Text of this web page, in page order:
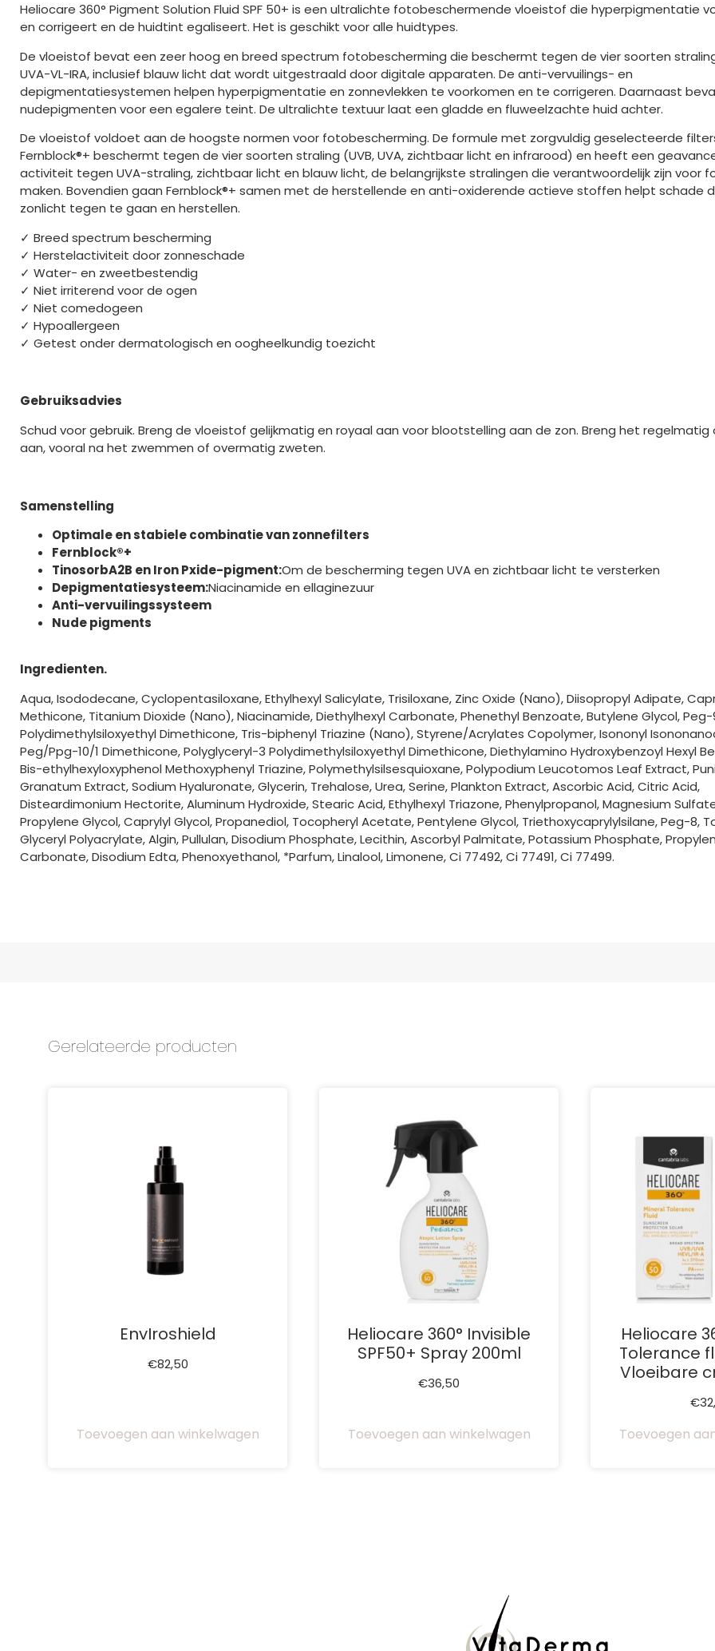
Heliocare 360° Pigment Solution Fluid SPF 50+ is een ultralichte fotobeschermende vloeistof die hyperpigmentatie
en corrigeert en de huidtint egaliseert. Het is geschikt voor alle huidtypes.
De vloeistof bevat een zeer hoog en breed spectrum fotobescherming die beschermt tegen de vier soorten
UVA-VL-IRA, inclusief blauw licht dat wordt uitgestraald door digitale apparaten. De anti-vervuilings- en
depigmentatiesystemen helpen hyperpigmentatie en zonnevlekken te voorkomen en te corrigeren. Daarnaast
nudepigmenten voor een egalere teint. De ultralichte textuur laat een gladde en fluweelzachte huid achter.
De vloeistof voldoet aan de hoogste normen voor fotobescherming. De formule met zorgvuldig geselecteerde
Fernblock®+ beschermt tegen de vier soorten straling (UVB, UVA, zichtbaar licht en infrarood) en heeft een
activiteit tegen UVA-straling, zichtbaar licht en blauw licht, de belangrijkste stralingen die verantwoordelijk zijn voor
maken. Bovendien gaan Fernblock®+ samen met de herstellende en anti-oxiderende actieve stoffen helpt schade
zonlicht tegen te gaan en herstellen.
✓ Breed spectrum bescherming
✓ Herstelactiviteit door zonneschade
✓ Water- en zweetbestendig
✓ Niet irriterend voor de ogen
✓ Niet comedogeen
✓ Hypoallergeen
✓ Getest onder dermatologisch en oogheelkundig toezicht
Gebruiksadvies
Schud voor gebruik. Breng de vloeistof gelijkmatig en royaal aan voor blootstelling aan de zon. Breng het regelmatig
aan, vooral na het zwemmen of overmatig zweten.
Samenstelling
Optimale en stabiele combinatie van zonnefilters
Fernblock®+
TinosorbA2B en Iron Pxide-pigment:Om de bescherming tegen UVA en zichtbaar licht te versterken
Depigmentatiesysteem:Niacinamide en ellaginezuur
Anti-vervuilingssysteem
Nude pigments
Ingredienten.
Aqua, Isododecane, Cyclopentasiloxane, Ethylhexyl Salicylate, Trisiloxane, Zinc Oxide (Nano), Diisopropyl Adipate,
Methicone, Titanium Dioxide (Nano), Niacinamide, Diethylhexyl Carbonate, Phenethyl Benzoate, Butylene Glycol, Peg-
Polydimethylsiloxyethyl Dimethicone, Tris-biphenyl Triazine (Nano), Styrene/Acrylates Copolymer, Isononyl
Peg/Ppg-10/1 Dimethicone, Polyglyceryl-3 Polydimethylsiloxyethyl Dimethicone, Diethylamino Hydroxybenzoyl Hexyl
Bis-ethylhexyloxyphenol Methoxyphenyl Triazine, Polymethylsilsesquioxane, Polypodium Leucotomos Leaf Extract,
Granatum Extract, Sodium Hyaluronate, Glycerin, Trehalose, Urea, Serine, Plankton Extract, Ascorbic Acid, Citric Acid,
Disteardimonium Hectorite, Aluminum Hydroxide, Stearic Acid, Ethylhexyl Triazone, Phenylpropanol, Magnesium
Propylene Glycol, Caprylyl Glycol, Propanediol, Tocopheryl Acetate, Pentylene Glycol, Triethoxycaprylylsilane, Peg-8,
Glyceryl Polyacrylate, Algin, Pullulan, Disodium Phosphate, Lecithin, Ascorbyl Palmitate, Potassium Phosphate,
Carbonate, Disodium Edta, Phenoxyethanol, *Parfum, Linalool, Limonene, Ci 77492, Ci 77491, Ci 77499.
Gerelateerde producten
EnvIroshield
€82,50
Toevoegen aan winkelwagen
Heliocare 360° Invisible
SPF50+ Spray 200ml
€36,50
Toevoegen aan winkelwagen
Heliocare
Tolerance
Vloeibare
€
Toevoegen